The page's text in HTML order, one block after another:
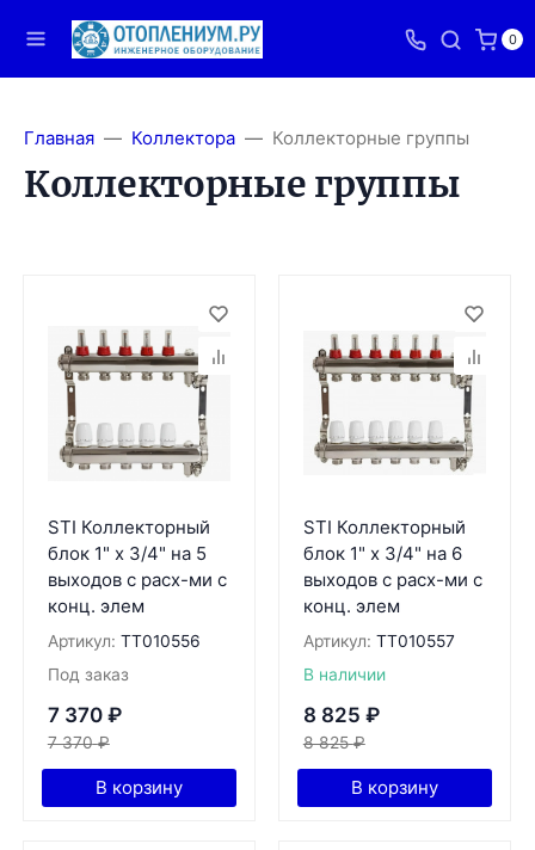
0
Главная Коллектора Коллекторные группы
Коллекторные группы
STI Коллекторный
блок 1" х 3/4" на 5
выходов с расх-ми с
конц. элем
Артикул: ТТ010556
Под заказ
7 370 ₽
7 370 ₽
В корзину
STI Коллекторный
блок 1" х 3/4" на 6
выходов с расх-ми с
конц. элем
Артикул: ТТ010557
В наличии
8 825 ₽
8 825 ₽
В корзину